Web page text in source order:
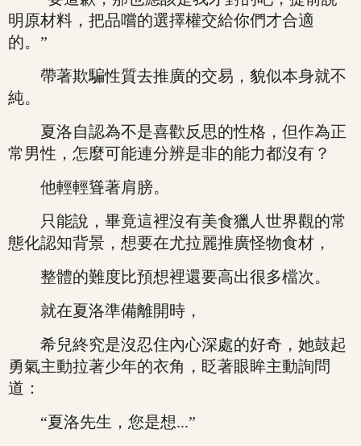
明原材料，把品嚐的選擇權交給你們才合適
的。”
帶著欺騙性質去推廣的交易，貌似本身就不
純。
夏洛自認為不是喜歡反思的性格，但作為正
常男性，怎麼可能連分辨是非的能力都沒有？
他輕輕聳著肩膀。
只能說，畢竟這裡沒有美食獵人世界觀的常
態化認知背景，想要在尤拉麗推廣怪物食材，
整體的難度比預想裡還要高出很多檔次。
就在夏洛準備離開時，
希兒終究是沒忍住內心深處的好奇，她鼓起
勇氣主動拉著少年的衣角，眨著眼眸主動詢問
道：
“夏洛先生，您是想...”